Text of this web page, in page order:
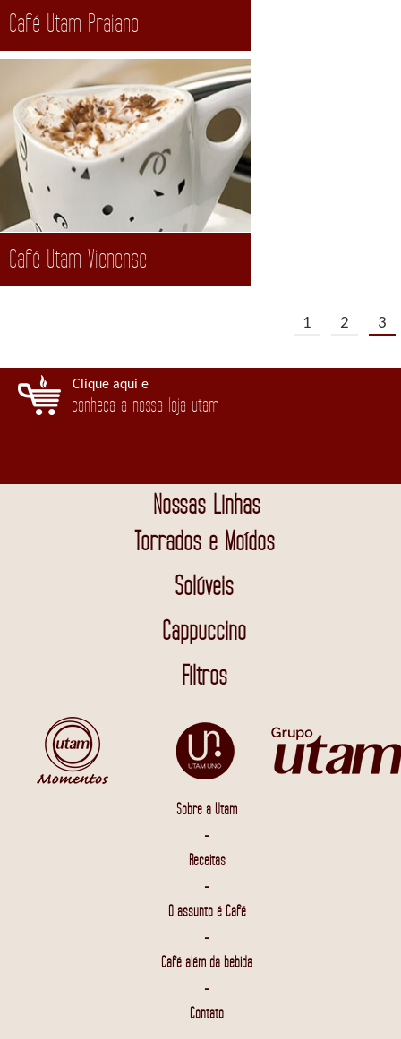
Café Utam Praiano
Café Utam Vienense
1 2 3
Clique aqui e
conheça a nossa loja utam
Nossas Linhas
Torrados e Moídos
Solúveis
Cappuccino
Filtros
Sobre a Utam
-
Receitas
-
O assunto é Café
-
Café além da bebida
-
Contato